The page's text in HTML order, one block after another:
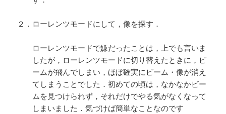
２．ローレンツモードにして，像を探す．
ローレンツモードで嫌だったことは，上でも言いま
したが，ローレンツモードに切り替えたときに，ビ
ームが飛んでしまい，ほぼ確実にビーム・像が消え
てしまうことでした．初めての頃は，なかなかビー
ムを見つけられず，それだけでやる気がなくなって
しまいました．気づけば簡単なことなのです